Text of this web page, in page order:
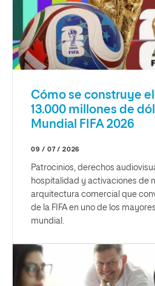
Cómo se construye
13.000 millones de
Mundial FIFA 2026
09 / 07 / 2026
Patrocinios, derechos
hospitalidad y activaciones de
arquitectura comercial que
de la FIFA en uno de los
mundial.